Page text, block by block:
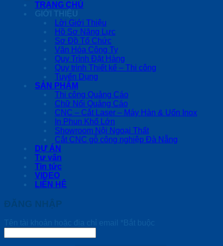
TRANG CHỦ
GIỚI THIỆU
Lời Giới Thiệu
Hồ Sơ Năng Lực
Sơ Đồ Tổ Chức
Văn Hóa Công Ty
Quy Trình Đặt Hàng
Quy trình Thiết kế – Thi công
Tuyển Dụng
SẢN PHẨM
Thi công Quảng Cáo
Chữ Nổi Quảng Cáo
CNC – Cắt Laser – Máy Hàn & Uốn Inox
In Phun Khổ Lớn
Showroom Nội Ngoại Thất
Cắt CNC gỗ công nghiệp Đà Nẵng
DỰ ÁN
Tư vấn
Tin tức
VIDEO
LIÊN HỆ
ĐĂNG NHẬP
Tên tài khoản hoặc địa chỉ email Bắt buộc